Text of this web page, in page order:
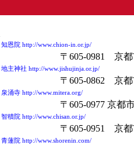
知恩院 http://www.chion-in.or.jp/
〒605-0981 京都
地主神社 http://www.jishujinja.or.jp/
〒605-0862 京
泉涌寺 http://www.mitera.org/
〒605-0977 京都
智積院 http://www.chisan.or.jp/
〒605-0951 京
青蓮院 http://www.shorenin.com/